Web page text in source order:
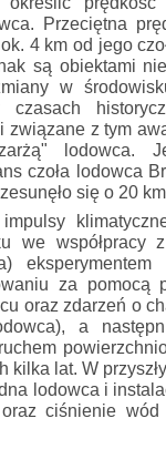
Przeciętna
4 km od jego
są obiektami
w
związane z tym
lodowca.
czoła lodowca
się o 20
we współpracy
za pomocą
oraz zdarzeń o
a
kilka lat. W
lodowca i
ciśnienie